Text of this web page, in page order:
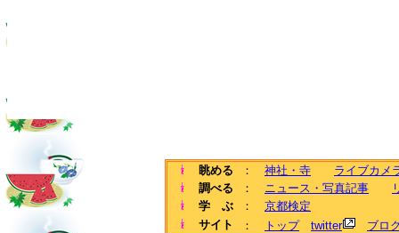
眺める ： 神社・寺
ライブカメ
調べる
： ニュース・写真記事
学 ぶ
： 京都検定
サイト
： トップ twitter ブロ